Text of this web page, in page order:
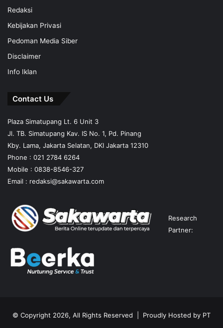
Redaksi
Kebijakan Privasi
Pedoman Media Siber
Disclaimer
Info Iklan
Contact Us
Plaza Simatupang Lt. 6 Unit 3
Jl. TB. Simatupang Kav. IS No. 1, Pd. Pinang
Kby. Lama, Jakarta Selatan, DKI Jakarta 12310
Phone : 021 2784 6264
Mobile : 0838-8546-327
Email : redaksi@sakawarta.com
Research
Partner:
© Copyright 2026, All Rights Reserved | Proudly Hosted by PT